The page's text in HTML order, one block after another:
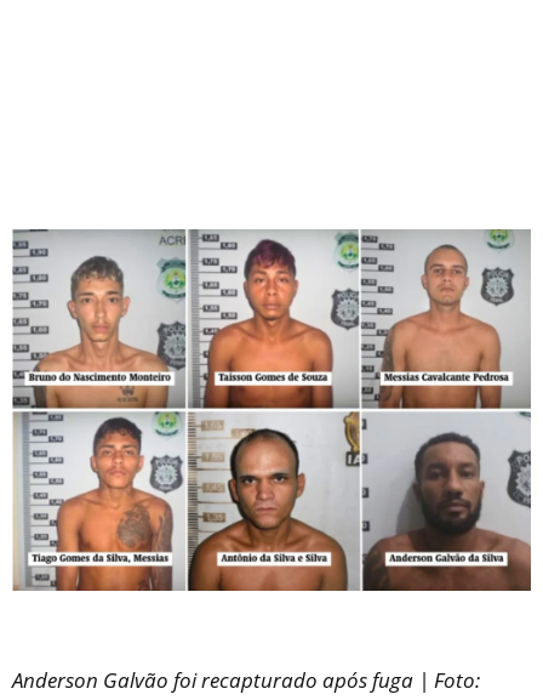
Anderson Galvão foi recapturado após fuga | Foto: